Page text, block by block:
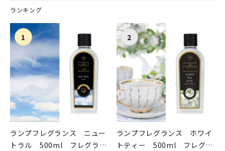
ランキング
ランプフレグランス ニュー
トラル 500ml フレグラン
ランプフレグランス ホワイ
トティー 500ml フレグラ